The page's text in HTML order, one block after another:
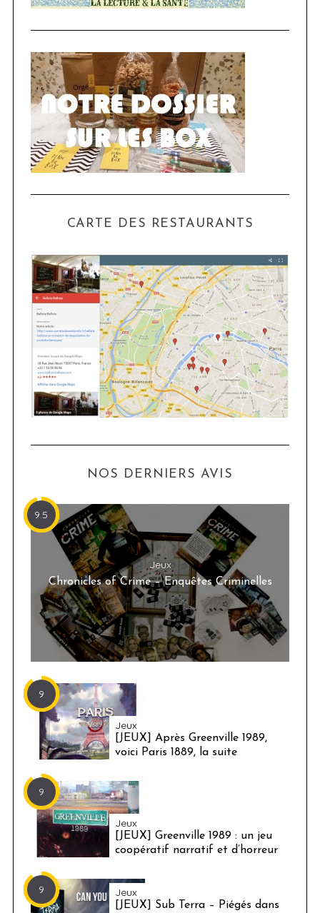
CARTE DES RESTAURANTS
NOS DERNIERS AVIS
9.5
Jeux
Chronicles of Crime – Enquêtes Criminelles
9
Jeux
[JEUX] Après Greenville 1989,
voici Paris 1889, la suite
9
Jeux
[JEUX] Greenville 1989 : un jeu
coopératif narratif et d’horreur
9 Jeux
[JEUX] Sub Terra – Piégés dans